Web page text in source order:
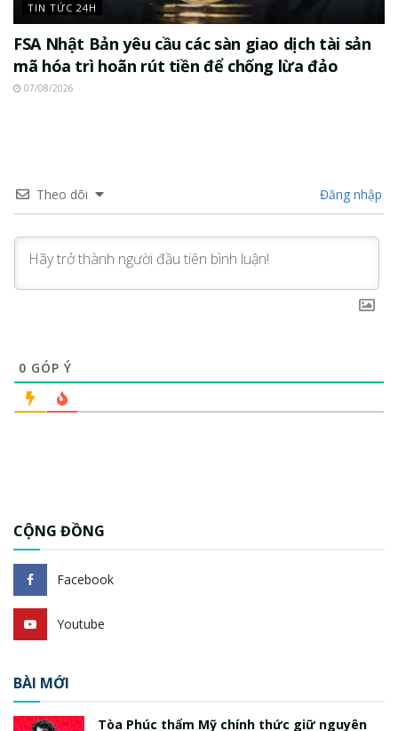
TIN TỨC 24H
FSA Nhật Bản yêu cầu các sàn giao dịch tài sản
mã hóa trì hoãn rút tiền để chống lừa đảo
07/08/2026
Theo dõi Đăng nhập
0 GÓP Ý
CỘNG ĐỒNG
Facebook
Youtube
BÀI MỚI
Tòa Phúc thẩm Mỹ chính thức giữ nguyên